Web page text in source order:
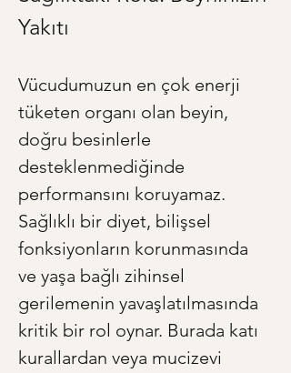
Yakıtı
Vücudumuzun en çok enerji
tüketen organı olan beyin,
doğru besinlerle
desteklenmediğinde
performansını koruyamaz.
Sağlıklı bir diyet, bilişsel
fonksiyonların korunmasında
ve yaşa bağlı zihinsel
gerilemenin yavaşlatılmasında
kritik bir rol oynar. Burada katı
kurallardan veya mucizevi